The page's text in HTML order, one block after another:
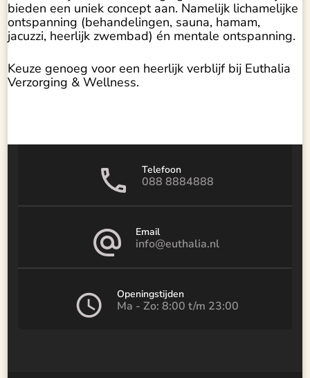
bieden een uniek concept aan. Namelijk lichamelijke
ontspanning (behandelingen, sauna, hamam,
jacuzzi, heerlijk zwembad) én mentale ontspanning.
Keuze genoeg voor een heerlijk verblijf bij Euthalia
Verzorging & Wellness.
Telefoon
088 8884888
Email
info@euthalia.nl
Openingstijden
Ma - Zo: 8:00 t/m 23:00